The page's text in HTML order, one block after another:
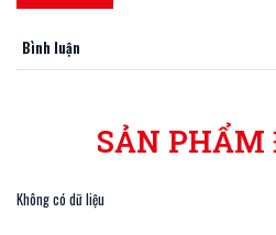
Bình luận
SẢN
Không có dữ liệu